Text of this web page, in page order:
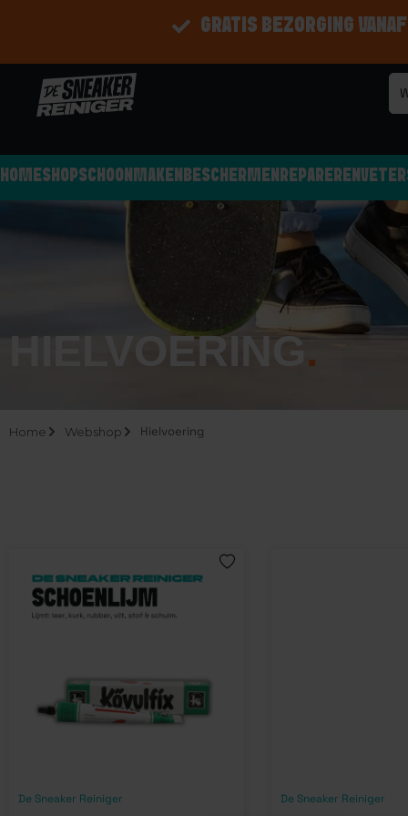
GRATIS BEZORGING
HOMESHOPSCHOONMAKEN BESCHERMEN REPAREREN
HIELVOERING.
Home Webshop Hielvoering
De Sneaker Reiniger De Sneaker Reiniger